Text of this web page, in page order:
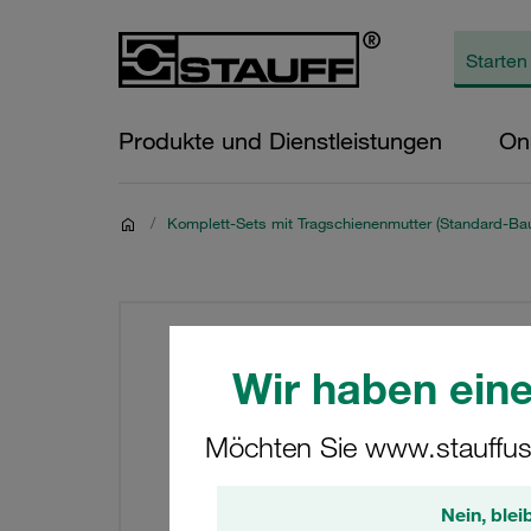
Wir haben
Möchten Sie
Nein,
Produkte und Dienstleistungen
/ Komplett-Sets mit Tragschienenmutter (Standard-